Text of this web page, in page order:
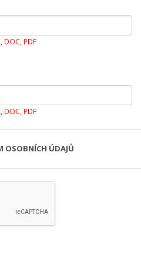
DOC, PDF
DOC, PDF
OSOBNÍCH ÚDAJŮ